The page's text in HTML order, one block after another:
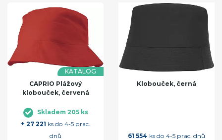
KATALOG
CAPRIO Plážový
klobouček, červená
Skladem 205 ks
+ 27 221 ks do 4-5 prac.
dnů
Klobouček, černá
61 554 ks do 4-5 prac. dnů